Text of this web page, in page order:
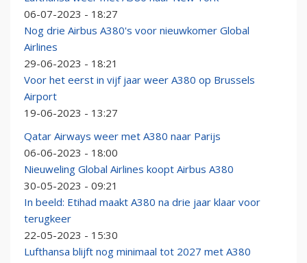
06-07-2023 - 18:27
Nog drie Airbus A380's voor nieuwkomer Global
Airlines
29-06-2023 - 18:21
Voor het eerst in vijf jaar weer A380 op Brussels
Airport
19-06-2023 - 13:27
Qatar Airways weer met A380 naar Parijs
06-06-2023 - 18:00
Nieuweling Global Airlines koopt Airbus A380
30-05-2023 - 09:21
In beeld: Etihad maakt A380 na drie jaar klaar voor
terugkeer
22-05-2023 - 15:30
Lufthansa blijft nog minimaal tot 2027 met A380